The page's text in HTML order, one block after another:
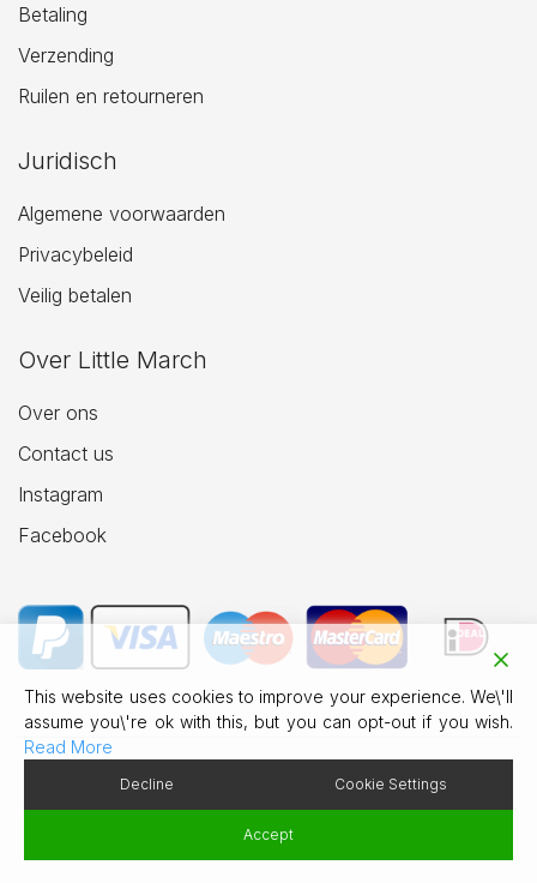
Betaling
Verzending
Ruilen en retourneren
Juridisch
Algemene voorwaarden
Privacybeleid
Veilig betalen
Over Little March
Over ons
Contact us
Instagram
Facebook
© 2026 Little March Jewellery.
This website uses cookies to improve your experience. We\'ll
assume you\'re ok with this, but you can opt-out if you wish.
Read More
Decline Cookie Settings
Accept